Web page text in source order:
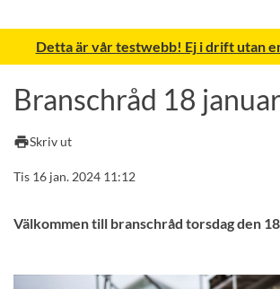
Sök
Andra söktjänster
Detta är vår testwebb! Ej i drift utan
Branschråd 18
printSkriv ut
Tis 16 jan. 2024 11:12
Välkommen till branschråd torsdag den